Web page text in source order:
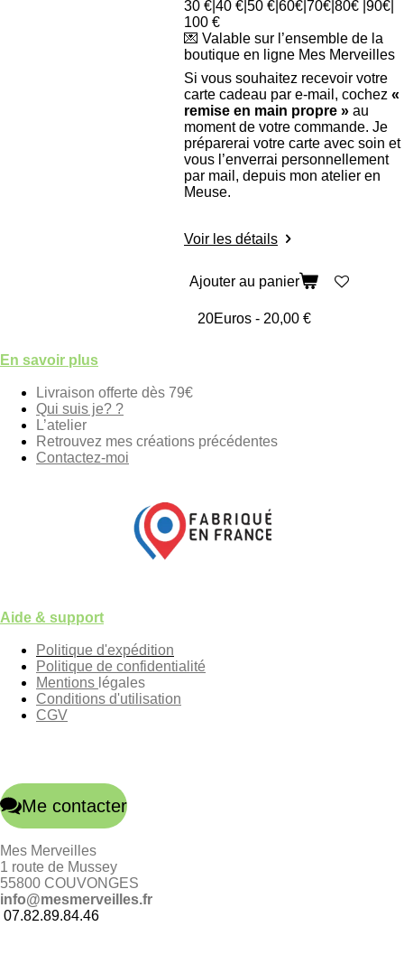
30 €|40 €|50 €|60€|70€|80€ |90€|
100 €
💌 Valable sur l’ensemble de la
boutique en ligne Mes Merveilles
Si vous souhaitez recevoir votre
carte cadeau par e-mail, cochez «
remise en main propre » au
moment de votre commande. Je
préparerai votre carte avec soin et
vous l’enverrai personnellement
par mail, depuis mon atelier en
Meuse.
Voir les détails
Ajouter au panier
En savoir plus
Livraison offerte dès 79€
Qui suis je? ?
L’atelier
Retrouvez mes créations précédentes
Contactez-moi
Aide & support
Politique d'expédition
Politique de confidentialité
Mentions légales
Conditions d'utilisation
CGV
Me contacter
Mes Merveilles
1 route de Mussey
55800 COUVONGES
info@mesmerveilles.fr
07.82.89.84.46